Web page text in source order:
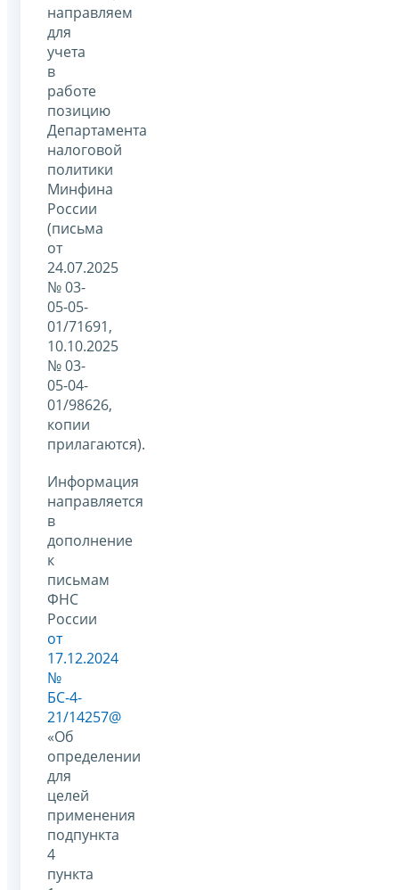
направляем
для
учета
в
работе
позицию
Департамента
налоговой
политики
Минфина
России
(письма
от
24.07.2025
№ 03-
05-05-
01/71691,
10.10.2025
№ 03-
05-04-
01/98626,
копии
прилагаются).
Информация
направляется
в
дополнение
к
письмам
ФНС
России
от
17.12.2024
№
БС-4-
21/14257@
«Об
определении
для
целей
применения
подпункта
4
пункта